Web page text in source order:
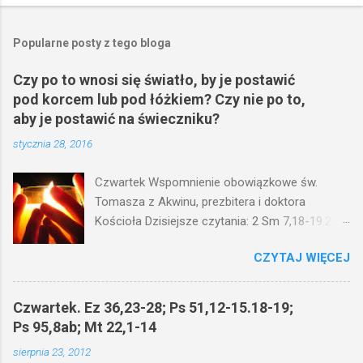
Popularne posty z tego bloga
Czy po to wnosi się światło, by je postawić
pod korcem lub pod łóżkiem? Czy nie po to,
aby je postawić na świeczniku?
stycznia 28, 2016
Czwartek Wspomnienie obowiązkowe św.
Tomasza z Akwinu, prezbitera i doktora
Kościoła Dzisiejsze czytania: 2 Sm 7,18-19.24-
(Mk 4,21-25) Jezus mówił ludowi: Czy po to
wnosi się światło, by je postawić pod korcem
lub pod łóżkiem? Czy nie po to, aby je postawić
na świeczniku? Nie ma bowiem nic ukrytego, co
by nie miało wyjść na jaw. Kto ma uszy do
CZYTAJ WIĘCEJ
Czwartek. Ez 36,23-28; Ps 51,12-15.18-19;
Ps 95,8ab; Mt 22,1-14
sierpnia 23, 2012